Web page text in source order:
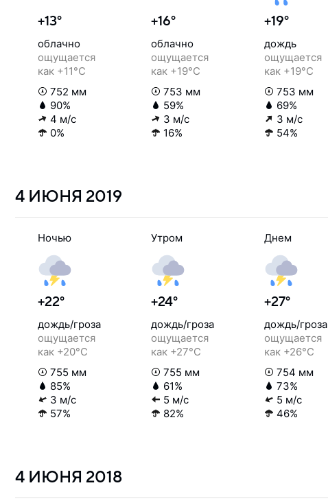
+13°
облачно
ощущается
как +11°C
752 мм
90%
4 м/с
0%
+16°
облачно
ощущается
как +19°C
753 мм
59%
3 м/с
16%
+19°
дождь
ощущается
как +19°C
753 мм
69%
3 м/с
54%
4 ИЮНЯ 2019
Ночью
+22°
дождь/гроза
ощущается
как +20°C
755 мм
85%
3 м/с
57%
Утром
+24°
дождь/гроза
ощущается
как +27°C
755 мм
61%
5 м/с
82%
Днем
+27°
дождь/гроза
ощущается
как +26°C
754 мм
73%
5 м/с
46%
4 ИЮНЯ 2018